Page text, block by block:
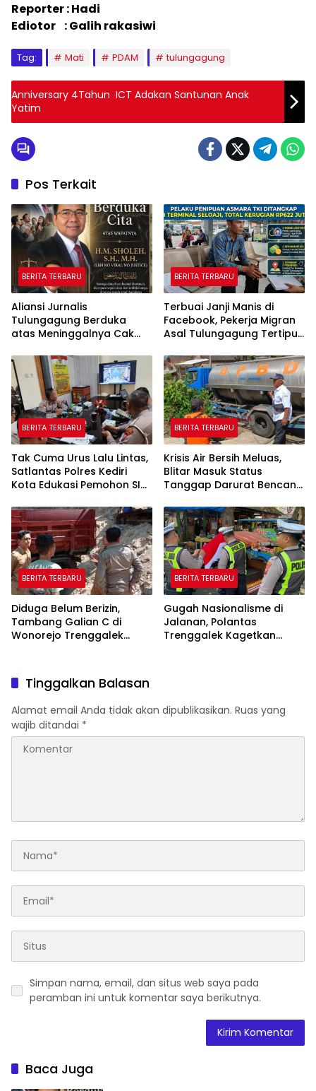
Reporter : Hadi
Ediotor : Galih rakasiwi
Tag: Mati PDAM tulungagung
Anniversary 4Tahun ICT Adakan Santunan Anak
Yatim
Pos Terkait
BERITA TERBARU
Aliansi Jurnalis
Tulungagung Berduka
atas Meninggalnya Cak
“Beliau Pejuang Keadilan
yang Vokal”
BERITA TERBARU
Terbuai Janji Manis di
Facebook, Pekerja Migran
Asal Tulungagung Tertipu
BERITA TERBARU
Tak Cuma Urus Lalu Lintas,
Satlantas Polres Kediri
Kota Edukasi Pemohon SIM
Pelatihan AI
BERITA TERBARU
Krisis Air Bersih Meluas,
Blitar Masuk Status
Tanggap Darurat Bencana
BERITA TERBARU
Diduga Belum Berizin,
Tambang Galian C di
Wonorejo Trenggalek
BERITA TERBARU
Gugah Nasionalisme di
Jalanan, Polantas
Trenggalek Kagetkan
Tinggalkan Balasan
Alamat email Anda tidak akan dipublikasikan. Ruas yang
wajib ditandai *
Simpan nama, email, dan situs web saya pada
peramban ini untuk komentar saya berikutnya.
Baca Juga